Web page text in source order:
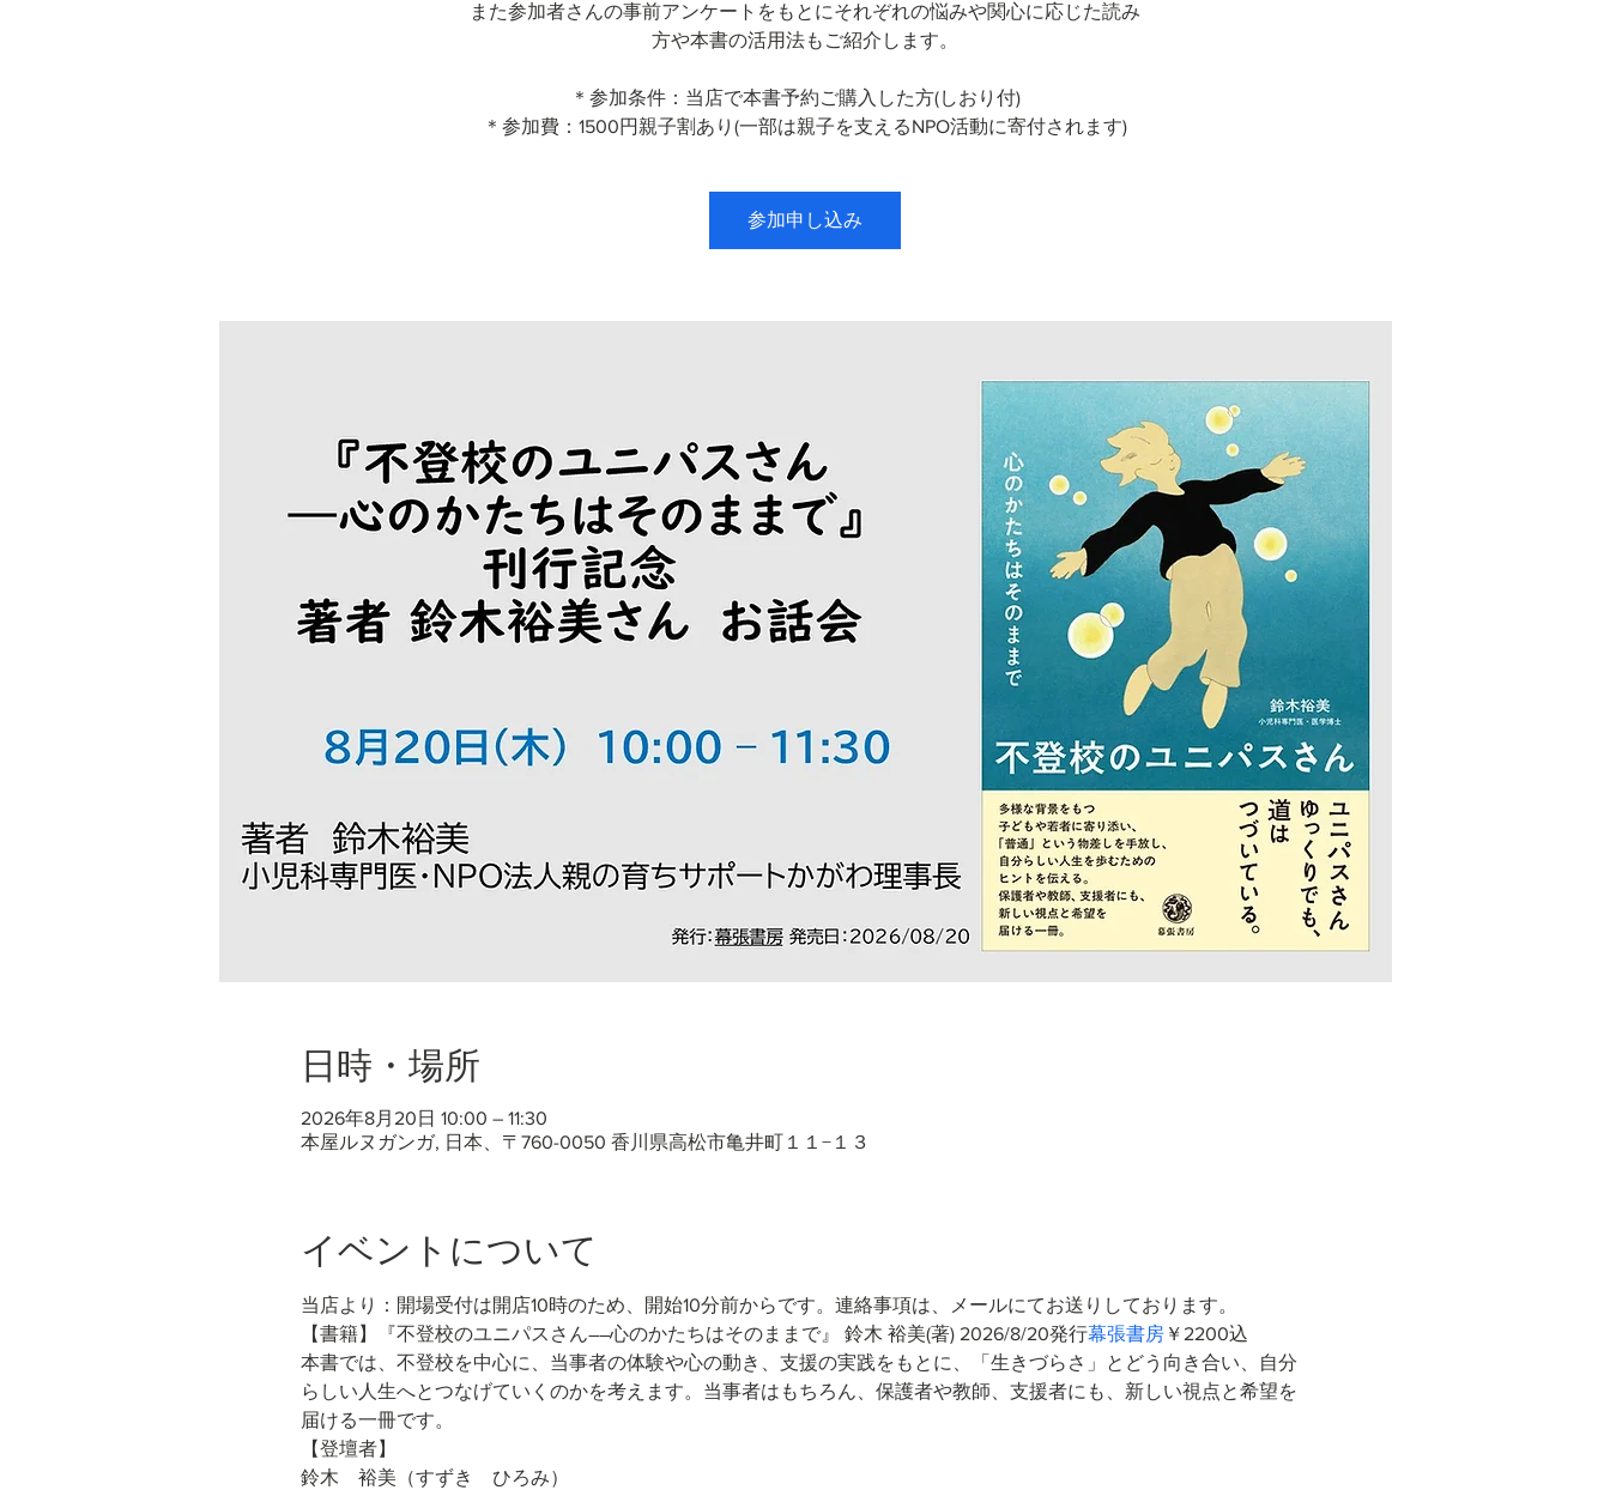
また参加者さんの事前アンケートをもとにそれぞれの悩みや関心に応じた読み
方や本書の活用法もご紹介します。
＊参加条件：当店で本書予約ご購入した方(しおり付)
＊参加費：1500円親子割あり(一部は親子を支えるNPO活動に寄付されます)
参加申し込み
日時・場所
2026年8月20日 10:00 – 11:30
本屋ルヌガンガ, 日本、〒760-0050 香川県高松市亀井町１１−１３
イベントについて
当店より：開場受付は開店10時のため、開始10分前からです。連絡事項は、メールにてお送りしております。
【書籍】『不登校のユニパスさん――心のかたちはそのままで』 鈴木 裕美(著) 2026/8/20発行幕張書房￥2200込
本書では、不登校を中心に、当事者の体験や心の動き、支援の実践をもとに、「生きづらさ」とどう向き合い、自分
らしい人生へとつなげていくのかを考えます。当事者はもちろん、保護者や教師、支援者にも、新しい視点と希望を
届ける一冊です。
【登壇者】
鈴木　裕美（すずき　ひろみ）